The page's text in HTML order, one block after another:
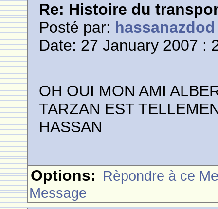
Re: Histoire du
Posté par: hassanazdod
Date: 27 January 2007 :
OH OUI MON AMI
TARZAN EST
HASSAN
Options: Rèpondre à ce
Message